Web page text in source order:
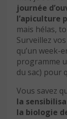
journée
l’apiculture
mais hélas,
Surveillez
qu’un week-
programme
du sac) pour
Vous savez
la
la biologie